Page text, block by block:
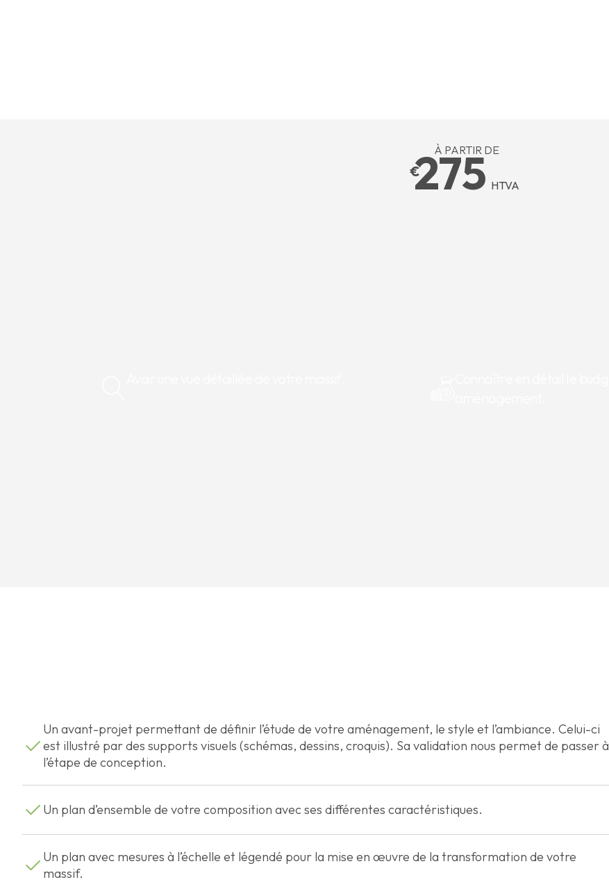
À PARTIR DE
€275HTVA
Un avant-projet permettant de définir l’étude de votre aménagement, le style et l’ambiance. Celui-ci
est illustré par des supports visuels (schémas, dessins, croquis). Sa validation nous permet de passer à
l’étape de conception.
Un plan d’ensemble de votre composition avec ses différentes caractéristiques.
Un plan avec mesures à l’échelle et légendé pour la mise en œuvre de la transformation de votre
massif.